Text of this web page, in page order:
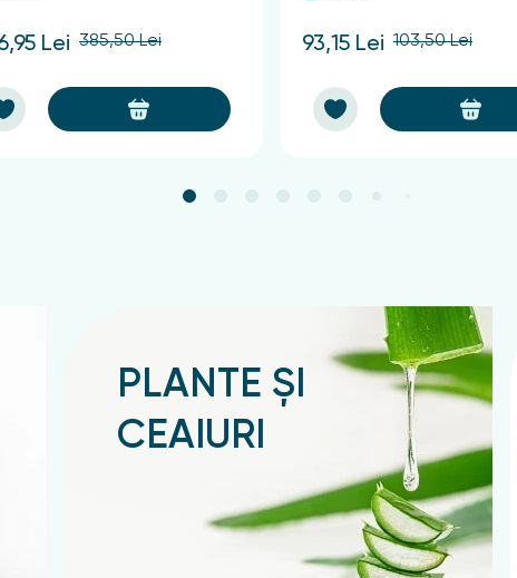
Lei 385,50 Lei 93,15 Lei 103,50 Lei
PLANTE ȘI
CEAIURI